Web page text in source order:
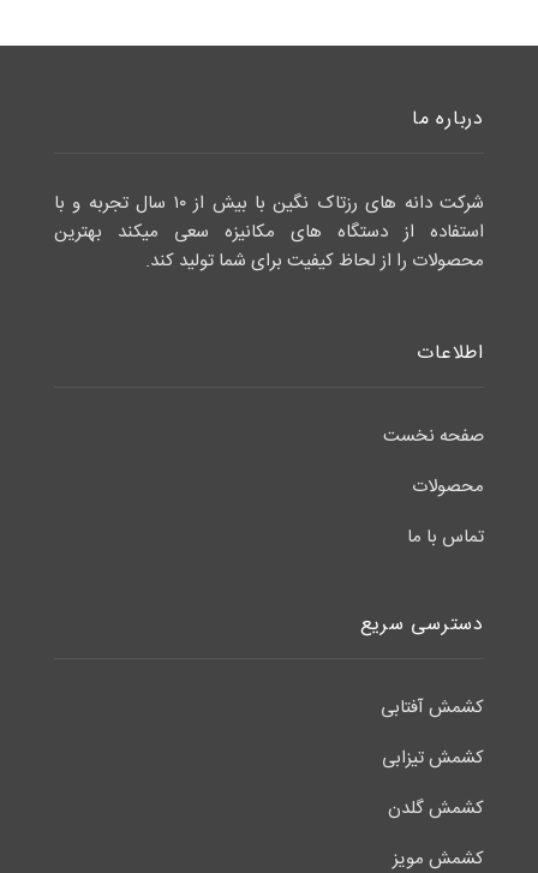
درباره ما
شرکت دانه های رزتاک نگین با بیش از ۱۰ سال تجربه و با
استفاده از دستگاه های مکانیزه سعی میکند بهترین
محصولات را از لحاظ کیفیت برای شما تولید کند.
اطلاعات
صفحه نخست
محصولات
تماس با ما
دسترسی سریع
کشمش آفتابی
کشمش تیزابی
کشمش گلدن
کشمش مویز